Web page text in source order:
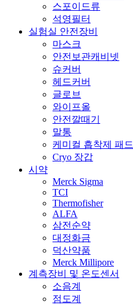
스포이드류
석영필터
실험실 안전장비
마스크
안전보관캐비넷
슈커버
헤드커버
글로브
와이프올
안전깔때기
말통
케미컬 흡착제 패드
Cryo 장갑
시약
Merck Sigma
TCI
Thermofisher
ALFA
삼전순약
대정화금
덕산약품
Merck Millipore
계측장비 및 온도센서
소음계
점도계